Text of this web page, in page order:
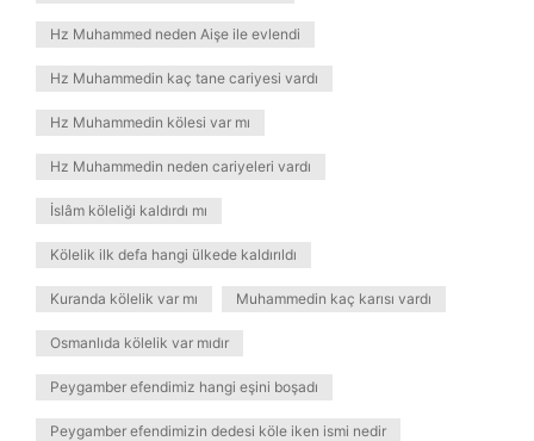
Hz Muhammed neden Aişe ile evlendi
Hz Muhammedin kaç tane cariyesi vardı
Hz Muhammedin kölesi var mı
Hz Muhammedin neden cariyeleri vardı
İslâm köleliği kaldırdı mı
Kölelik ilk defa hangi ülkede kaldırıldı
Kuranda kölelik var mı Muhammedin kaç karısı vardı
Osmanlıda kölelik var mıdır
Peygamber efendimiz hangi eşini boşadı
Peygamber efendimizin dedesi köle iken ismi nedir